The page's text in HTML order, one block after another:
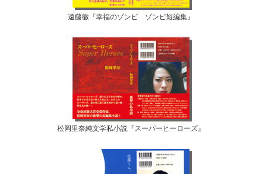
遠藤徹『幸福のゾンビ ゾンビ短編集』
松岡里奈純文学私小説『スーパーヒーローズ』